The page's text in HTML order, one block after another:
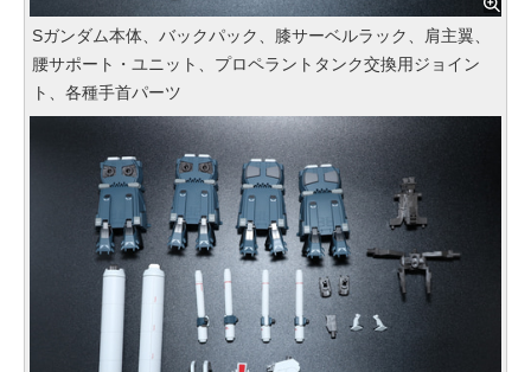
Sガンダム本体、バックパック、膝サーベルラック、肩主翼、
腰サポート・ユニット、プロペラントタンク交換用ジョイン
ト、各種手首パーツ